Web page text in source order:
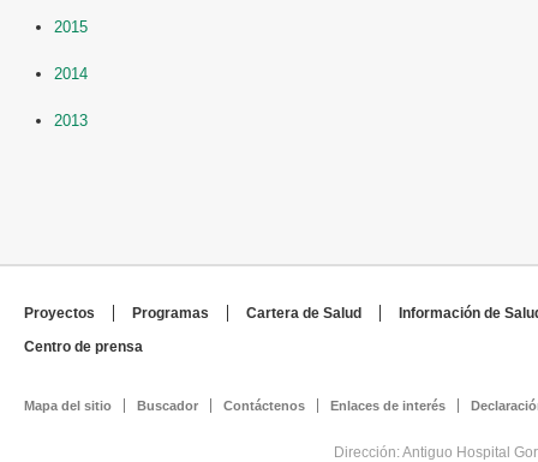
2015
2014
2013
Proyectos Programas Cartera de Salud
Información de
Centro de prensa
Mapa del sitio Buscador Contáctenos Enlaces de interés
Dirección: Antiguo Hospital